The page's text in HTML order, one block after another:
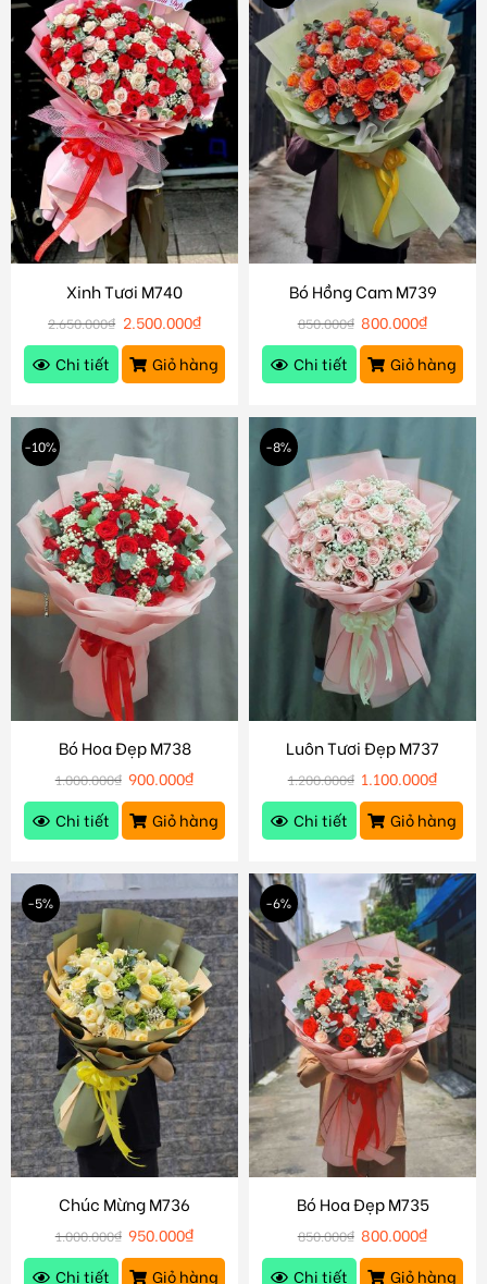
Xinh Tươi M740
2.650.000₫ 2.500.000₫
Chi tiết
Giỏ hàng
Bó Hồng Cam M739
850.000₫ 800.000₫
Chi tiết
Giỏ hàng
-10%
Bó Hoa Đẹp M738
1.000.000₫ 900.000₫
Chi tiết
Giỏ hàng
-8%
Luôn Tươi Đẹp M737
1.200.000₫ 1.100.000₫
Chi tiết
Giỏ hàng
-5%
Chúc Mừng M736
1.000.000₫ 950.000₫
Chi tiết
Giỏ hàng
-6%
Bó Hoa Đẹp M735
850.000₫ 800.000₫
Chi tiết
Giỏ hàng